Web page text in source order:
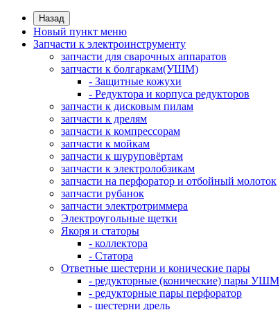
Назад
Новый пункт меню
Запчасти к электроинструменту
запчасти для сварочных аппаратов
запчасти к болгаркам(УШМ)
- Защитные кожухи
- Редуктора и корпуса редукторов
запчасти к дисковым пилам
запчасти к дрелям
запчасти к компрессорам
запчасти к мойкам
запчасти к шуруповёртам
запчасти к электролобзикам
запчасти на перфоратор и отбойный молоток
запчасти рубанок
запчасти электротриммера
Электроугольные щетки
Якоря и статоры
- коллектора
- Статора
Ответные шестерни и конические пары
- редукторные (конические) пары УШМ
- редукторные пары перфоратор
- шестерни дрель